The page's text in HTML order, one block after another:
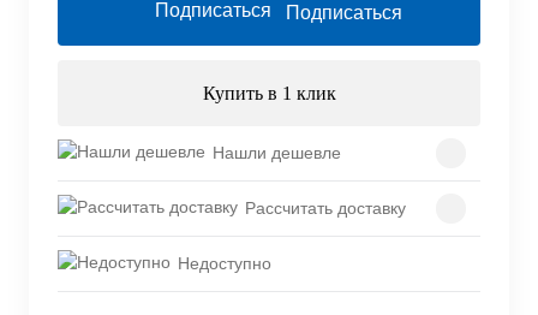
Подписаться
Купить в 1 клик
Нашли дешевле
Рассчитать доставку
Недоступно